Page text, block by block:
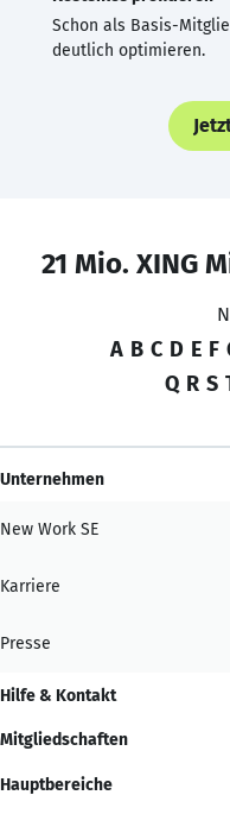
Schon als Basis-
deutlich optimieren.
21 Mio. XING
A B C D E F
Q R S
Unternehmen
New Work SE
Karriere
Presse
Hilfe & Kontakt
Mitgliedschaften
Hauptbereiche